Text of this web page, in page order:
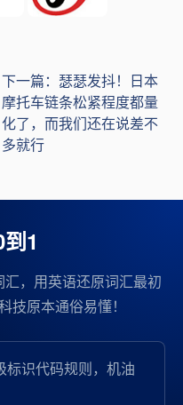
下一篇：瑟瑟发抖！日本
摩托车链条松紧程度都量
化了，而我们还在说差不
多就行
1
，用英语还原词汇最初
技原本通俗易懂！
标识代码规则，机油